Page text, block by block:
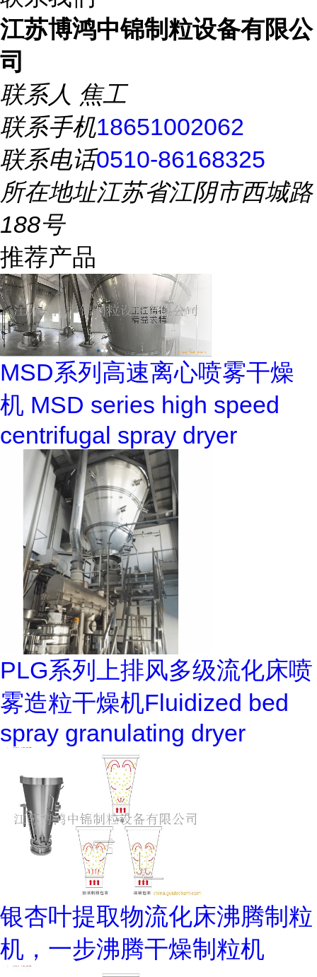
江苏博鸿中锦制粒设备有限公
司
联系人 焦工
联系手机18651002062
联系电话0510-86168325
所在地址江苏省江阴市西城路
188号
推荐产品
MSD系列高速离心喷雾干燥
机 MSD series high speed
centrifugal spray dryer
PLG系列上排风多级流化床喷
雾造粒干燥机Fluidized bed
spray granulating dryer
银杏叶提取物流化床沸腾制粒
机，一步沸腾干燥制粒机